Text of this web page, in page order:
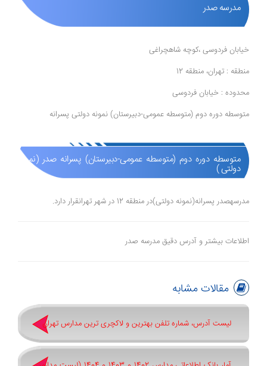
مدرسه صدر
خیابان فردوسی ،کوچه شاهچراغی
منطقه : تهران، منطقه 12
محدوده : خیابان فردوسی
متوسطه دوره دوم (متوسطه عمومی-دبیرستان) نمونه دولتی پسرانه
متوسطه دوره دوم (متوسطه عمومی-دبیرستان) پسرانه صدر (نمونه
دولتی )
مدرسهصدر پسرانه(نمونه دولتی)در منطقه 12 در شهر تهرانقرار دارد.
اطلاعات بیشتر و آدرس دقیق مدرسه صدر
مقالات مشابه
لیست آدرس، شماره تلفن بهترین و لاکچری ترین مدارس تهران